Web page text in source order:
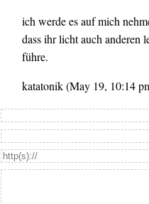
ich werde es auf mich
dass ihr licht auch anderen
führe.
katatonik (May 19, 10:14